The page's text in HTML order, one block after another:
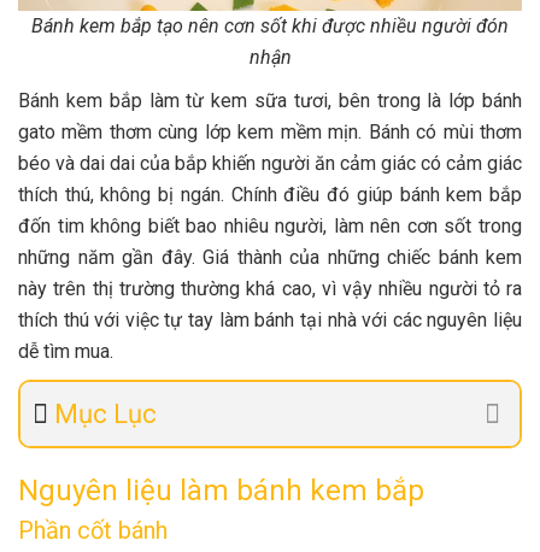
Bánh kem bắp tạo nên cơn sốt khi được nhiều người đón
nhận
Bánh kem bắp làm từ kem sữa tươi, bên trong là lớp bánh
gato mềm thơm cùng lớp kem mềm mịn. Bánh có mùi thơm
béo và dai dai của bắp khiến người ăn cảm giác có cảm giác
thích thú, không bị ngán. Chính điều đó giúp bánh kem bắp
đốn tim không biết bao nhiêu người, làm nên cơn sốt trong
những năm gần đây. Giá thành của những chiếc bánh kem
này trên thị trường thường khá cao, vì vậy nhiều người tỏ ra
thích thú với việc tự tay làm bánh tại nhà với các nguyên liệu
dễ tìm mua.
Mục Lục
Nguyên liệu làm bánh kem bắp
Phần cốt bánh